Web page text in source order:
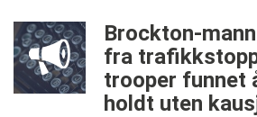
Brockton-
fra
trooper funnet
holdt uten